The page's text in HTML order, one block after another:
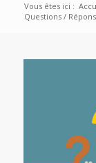
Vous êtes ici :
Questions /